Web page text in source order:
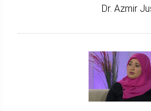
Dr. Azmir